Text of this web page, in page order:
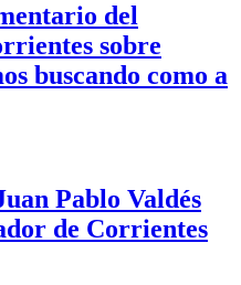
del
sobre
buscando como a
Pablo Valdés
de Corrientes